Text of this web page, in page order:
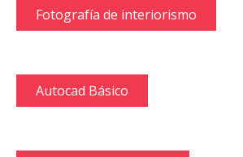
Fotografía de interiorismo
Autocad Básico